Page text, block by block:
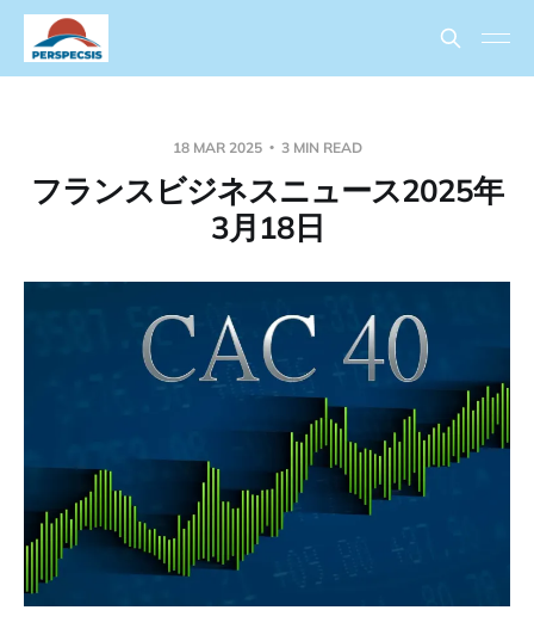
18 MAR 2025 3 MIN READ
フランスビジネスニュース2025年
3月18日